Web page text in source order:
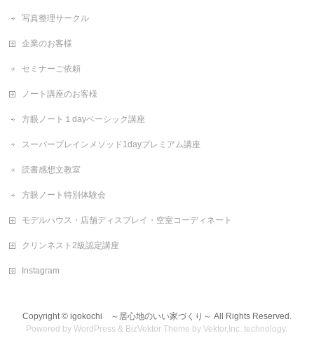
写真整理サークル
企業のお客様
セミナーご依頼
ノート講座のお客様
方眼ノート１dayベーシック講座
スーパーブレインメソッド1dayプレミアム講座
読書感想文教室
方眼ノート特別体験会
モデルハウス・店舗ディスプレイ・空室コーディネート
クリンネスト2級認定講座
Instagram
Copyright © igokochi ～居心地のいい家づくり～ All Rights Reserved.
Powered byWordPress & BizVektor Theme byVektor,Inc. technology.